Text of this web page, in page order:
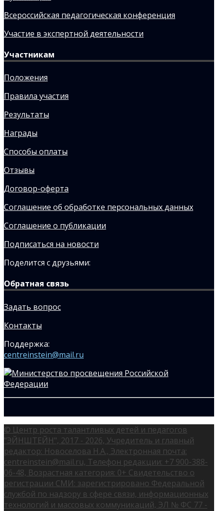
Всероссийская педагогическая конференция
Участие в экспертной деятельности
Участникам
Положения
Правила участия
Результаты
Награды
Способы оплаты
Отзывы
Договор-оферта
Соглашение об обработке персональных данных
Соглашение о публикации
Подписаться на новости
Поделится с друзьями:
Обратная связь
Задать вопрос
Контакты
Поддержка:
centreinstein@mail.ru
© Центр роста талантливых детей и педагогов
"ЭЙНШТЕЙН", 2017 - 2026, Учредитель и главный
редактор: Новоселова Н.А., Электронная почта:
centreinstein@mail.ru, Телефон редакции: +7 900-388-
06-48, Возрастная категория: 0+ Свидетельство о
регистрации СМИ: зарегистрировано Федеральной
службой по надзору в сфере связи, информационных
технологий и массовых коммуникаций, ЭЛ № ФС 77 -